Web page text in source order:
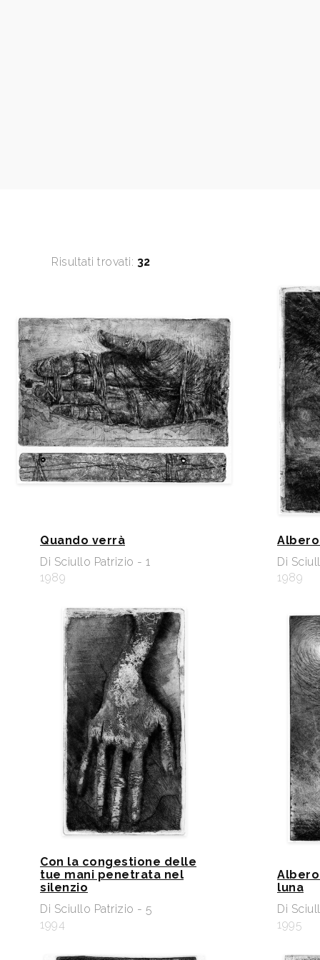
Risultati trovati: 32
Quando verrà
Di Sciullo Patrizio - 1
1989
Di
1989
Con la congestione delle
tue mani penetrata nel
silenzio
Di Sciullo Patrizio - 5
1994
luna
Di
1995